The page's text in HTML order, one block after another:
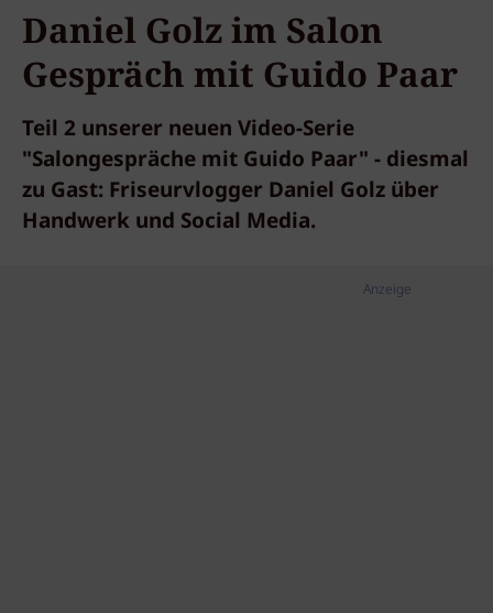
Daniel Golz im Salon
Gespräch mit Guido Paar
Teil 2 unserer neuen Video-Serie
"Salongespräche mit Guido Paar" - diesmal
zu Gast: Friseurvlogger Daniel Golz über
Handwerk und Social Media.
Anzeige